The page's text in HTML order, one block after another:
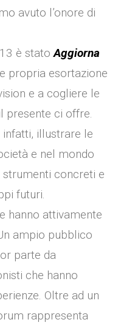
avuto l’onore di
è statoAggiorna
propria esortazione
e a cogliere le
presente ci offre.
infatti, illustrare le
e nel mondo
concreti e
futuri.
hanno attivamente
ampio pubblico
parte da
che hanno
Oltre ad un
rappresenta